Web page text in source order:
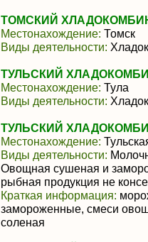
ТОМСКИЙ
Местонахождение: Томск
Виды деятельности:
ТУЛЬСКИЙ
Местонахождение: Тула
Виды деятельности:
ТУЛЬСКИЙ
Местонахождение:
Виды деятельности:
Овощная сушеная и
рыбная продукция не
Краткая информация:
замороженные, смеси
соленая